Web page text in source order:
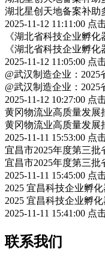
湖北星创天地备案补助
2025-11-12 11:11:00 点
《湖北省科技企业孵
《湖北省科技企业孵
2025-11-12 11:05:00 点
@武汉制造企业：
@武汉制造企业：
2025-11-12 10:27:00 点
黄冈物流业高质量发展
黄冈物流业高质量发展
2025-11-11 15:53:00 点
宜昌市2025年度第三
宜昌市2025年度第三
2025-11-11 15:45:00 点
2025 宜昌科技企业孵
2025 宜昌科技企业孵
2025-11-11 15:41:00 点
联系我们